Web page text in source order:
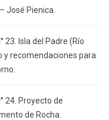
José Pienica.
23. Isla del Padre (Río
y recomendaciones para
24. Proyecto de
de Rocha.